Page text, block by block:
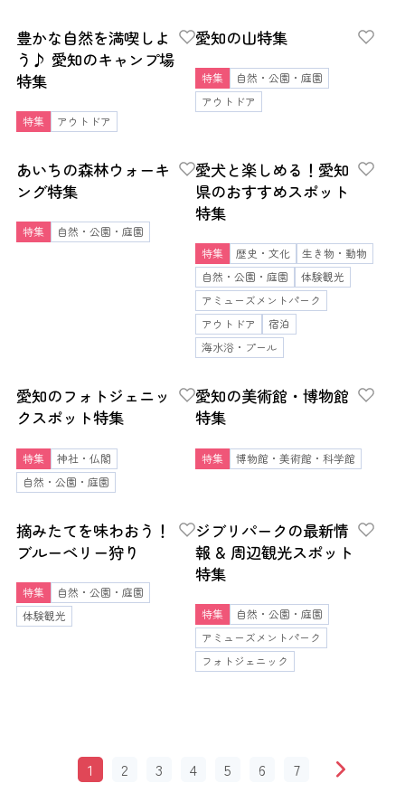
豊かな自然を満喫しよ
う♪ 愛知のキャンプ場
特集
特集 アウトドア
愛知の山特集
特集
自然・公園・庭園
アウトドア
あいちの森林ウォーキ
ング特集
特集 自然・公園・庭園
愛犬と楽しめる！愛知
県のおすすめスポット
特集
特集 歴史・文化
生き物・動物
自然・公園・庭園
体験観光
アミューズメントパーク
アウトドア
宿泊
海水浴・プール
愛知のフォトジェニッ
クスポット特集
特集
神社・仏閣
自然・公園・庭園
愛知の美術館・博物館
特集
特集 博物館・美術館・科学館
摘みたてを味わおう！
ブルーベリー狩り
特集
自然・公園・庭園
体験観光
ジブリパークの最新情
報 & 周辺観光スポット
特集
特集
自然・公園・庭園
アミューズメントパーク
フォトジェニック
1 2 3 4 5 6 7